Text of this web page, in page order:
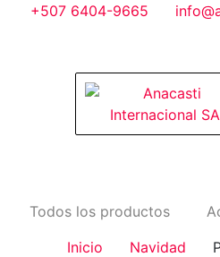
+507 6404-9665
Todos los productos
Inicio
Navidad